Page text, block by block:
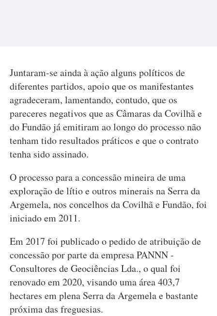
Juntaram-se ainda à ação alguns políticos de
diferentes partidos, apoio que os manifestantes
agradeceram, lamentando, contudo, que os
pareceres negativos que as Câmaras da Covilhã e
do Fundão já emitiram ao longo do processo não
tenham tido resultados práticos e que o contrato
tenha sido assinado.
O processo para a concessão mineira de uma
exploração de lítio e outros minerais na Serra da
Argemela, nos concelhos da Covilhã e Fundão, foi
iniciado em 2011.
Em 2017 foi publicado o pedido de atribuição de
concessão por parte da empresa PANNN -
Consultores de Geociências Lda., o qual foi
renovado em 2020, visando uma área 403,7
hectares em plena Serra da Argemela e bastante
próxima das freguesias.